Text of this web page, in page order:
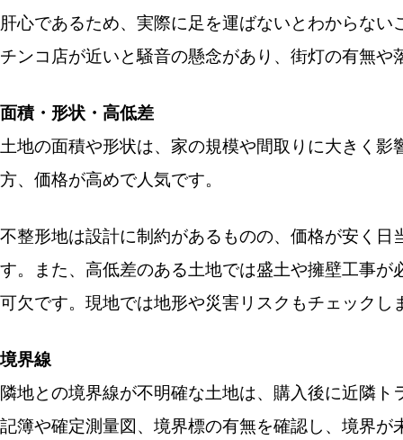
肝心であるため、実際に足を運ばないとわからな
チンコ店が近いと騒音の懸念があり、街灯の有無
面積・形状・高低差
土地の面積や形状は、家の規模や間取りに大きく
方、価格が高めで人気です。
不整形地は設計に制約があるものの、価格が安く
す。また、高低差のある土地では盛土や擁壁工事
可欠です。現地では地形や災害リスクもチェックし
境界線
隣地との境界線が不明確な土地は、購入後に近隣
記簿や確定測量図、境界標の有無を確認し、境界